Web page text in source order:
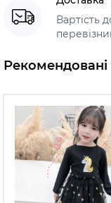
Вартість
Рекомендовані